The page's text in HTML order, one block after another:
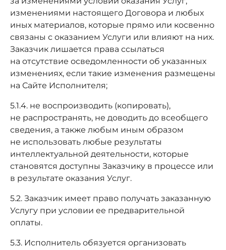
изменениями настоящего Договора и любых
иных материалов, которые прямо или косвенно
связаны с оказанием Услуги или влияют на них.
Заказчик лишается права ссылаться
на отсутствие осведомленности об указанных
изменениях, если такие изменения размещены
на Сайте Исполнителя;
5.1.4. не воспроизводить (копировать),
не распространять, не доводить до всеобщего
сведения, а также любым иным образом
не использовать любые результаты
интеллектуальной деятельности, которые
становятся доступны Заказчику в процессе или
в результате оказания Услуг.
5.2. Заказчик имеет право получать заказанную
Услугу при условии ее предварительной
оплаты.
5.3. Исполнитель обязуется организовать